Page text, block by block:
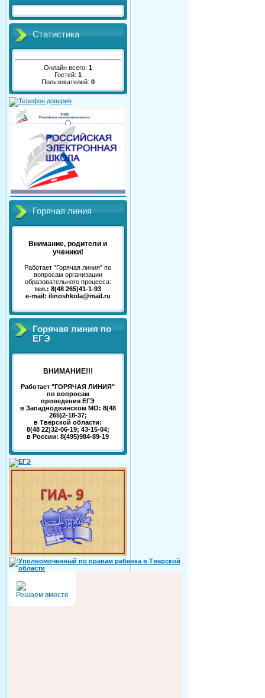
Статистика
Онлайн всего: 1
Гостей: 1
Пользователей: 0
Горячая линия
Внимание, родители и
ученики!
Работает "Горячая линия" по
вопросам организации
образовательного процесса:
тел.: 8(48 265)41-1-93
e-mail: ilinoshkola@mail.ru
Горячая линия по
ЕГЭ
ВНИМАНИЕ!!!
Работает "ГОРЯЧАЯ ЛИНИЯ"
по вопросам
проведения ЕГЭ
в Западнодвинском МО: 8(48
265)2-18-37;
в Тверской области:
8(48 22)32-06-19; 43-15-04;
в России: 8(495)984-89-19
Решаем вместе